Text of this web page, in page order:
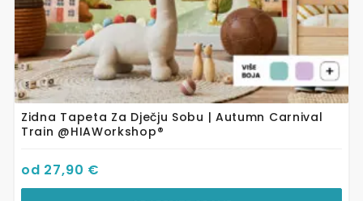
Zidna Tapeta Za Dječju Sobu | Autumn Carnival
Train @HIAWorkshop®
od 27,90 €